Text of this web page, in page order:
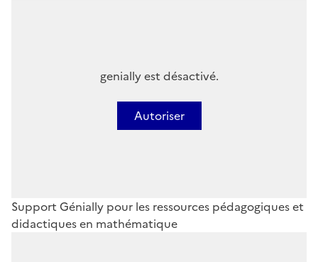
genially est désactivé.
Autoriser
Support Génially pour les ressources pédagogiques et
didactiques en mathématique